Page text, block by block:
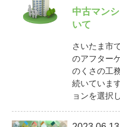
中古マン
いて
さいたま市
のアフター
のくさの工
続いていま
ョンを選択